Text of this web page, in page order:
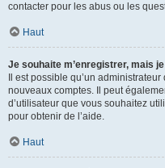
contacter pour les abus ou les
Haut
Je souhaite m’enregistrer, mais
Il est possible qu’un
nouveaux comptes. Il peut
d’utilisateur que vous souhaitez
pour obtenir de l’aide.
Haut